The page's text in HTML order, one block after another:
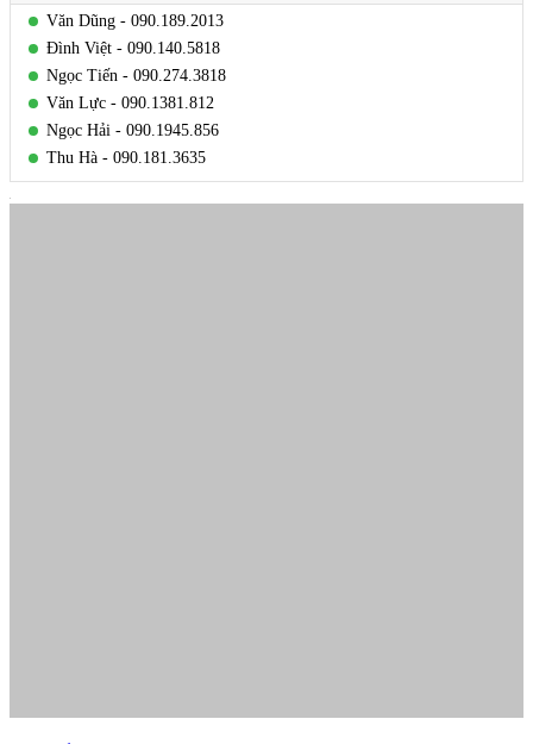
Văn Dũng - 090.189.2013
Đình Việt - 090.140.5818
Ngọc Tiến - 090.274.3818
Văn Lực - 090.1381.812
Ngọc Hải - 090.1945.856
Thu Hà - 090.181.3635